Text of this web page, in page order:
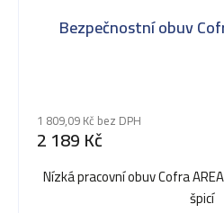
Bezpečnostní obuv
1 809,09 Kč bez DPH
2 189 Kč
Nízká pracovní obuv Cofra
špicí